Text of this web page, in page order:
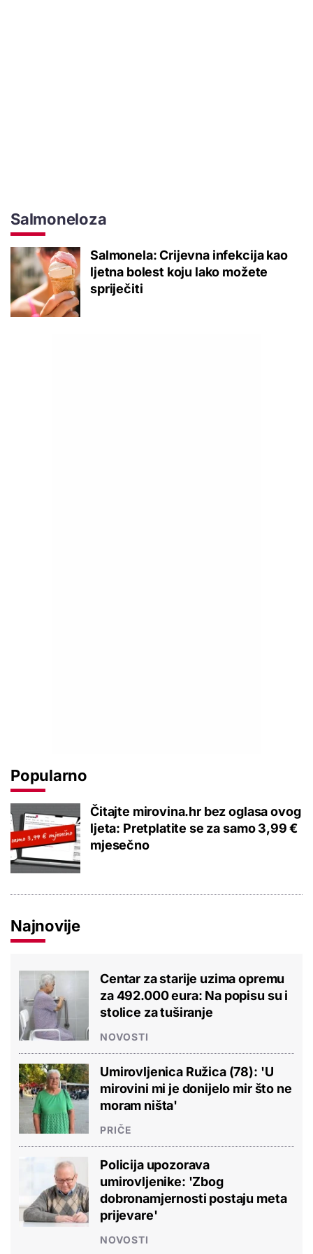
Salmoneloza
Salmonela: Crijevna infekcija kao
ljetna bolest koju lako možete
spriječiti
Popularno
Čitajte mirovina.hr bez oglasa ovog
ljeta: Pretplatite se za samo 3,99 €
mjesečno
Najnovije
Centar za starije uzima opremu
za 492.000 eura: Na popisu su i
stolice za tuširanje
NOVOSTI
Umirovljenica Ružica (78): 'U
mirovini mi je donijelo mir što ne
moram ništa'
PRIČE
Policija upozorava
umirovljenike: 'Zbog
dobronamjernosti postaju meta
prijevare'
NOVOSTI